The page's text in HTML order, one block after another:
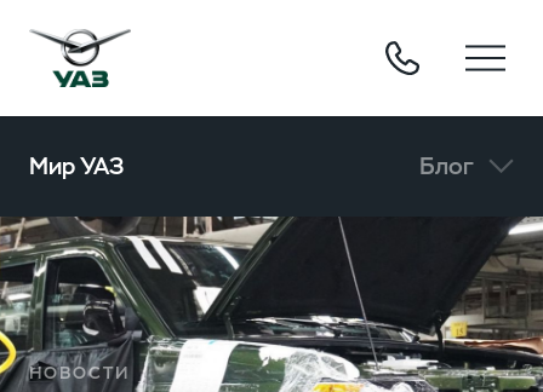
Мир УАЗ Блог
НОВОСТИ